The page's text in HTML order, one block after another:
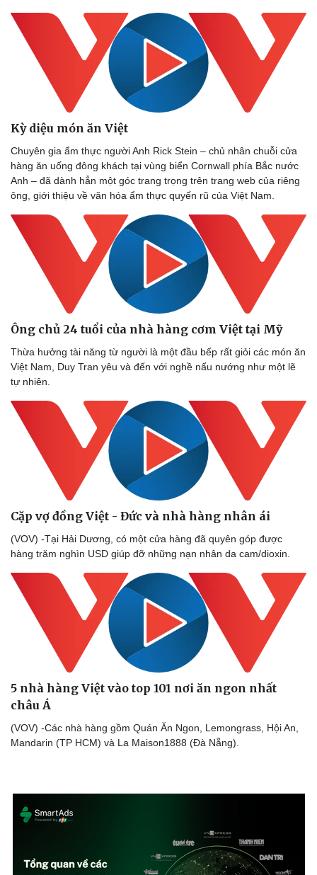
Du lịch
Tư vấn
Săn Tour
check-in
Podcast
Câu chuyện thời sự
Đọc truyện đêm khuya
Cửa sổ tình yêu
Hạt giống tâm hồn
Kỳ diệu món ăn Việt
Chuyên gia ẩm thực người Anh Rick Stein – chủ nhân chuỗi cửa
hàng ăn uống đông khách tại vùng biển Cornwall phía Bắc nước
Anh – đã dành hẳn một góc trang trọng trên trang web của riêng
ông, giới thiệu về văn hóa ẩm thực quyến rũ của Việt Nam.
Ông chủ 24 tuổi của nhà hàng cơm Việt tại Mỹ
Thừa hưởng tài năng từ người là một đầu bếp rất giỏi các món ăn
Việt Nam, Duy Tran yêu và đến với nghề nấu nướng như một lẽ
tự nhiên.
Cặp vợ đồng Việt - Đức và nhà hàng nhân ái
(VOV) -Tại Hải Dương, có một cửa hàng đã quyên góp được
hàng trăm nghìn USD giúp đỡ những nạn nhân da cam/dioxin.
5 nhà hàng Việt vào top 101 nơi ăn ngon nhất
châu Á
(VOV) -Các nhà hàng gồm Quán Ăn Ngon, Lemongrass, Hội An,
Mandarin (TP HCM) và La Maison1888 (Đà Nẵng).